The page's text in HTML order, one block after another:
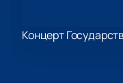
Концерт